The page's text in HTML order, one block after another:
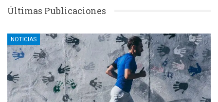
Últimas Publicaciones
NOTICIAS